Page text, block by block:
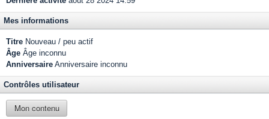
Mes informations
Titre Nouveau / peu actif
Âge Âge inconnu
Anniversaire Anniversaire inconnu
Contrôles utilisateur
Mon contenu